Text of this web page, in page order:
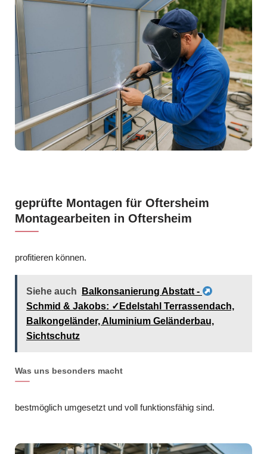
geprüfte Montagen für Oftersheim
Montagearbeiten in Oftersheim
profitieren können.
Siehe auch
Balkonsanierung Abstatt -
Schmid & Jakobs: ✓Edelstahl Terrassendach,
Balkongeländer, Aluminium Geländerbau,
Sichtschutz
Was uns besonders macht
bestmöglich umgesetzt und voll funktionsfähig sind.